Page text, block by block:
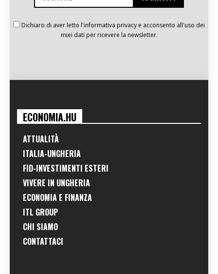
Dichiaro di aver letto l'informativa privacy e acconsento all'uso dei
miei dati per ricevere la newsletter.
ECONOMIA.HU
ATTUALITÀ
ITALIA-UNGHERIA
FID-INVESTIMENTI ESTERI
VIVERE IN UNGHERIA
ECONOMIA E FINANZA
ITL GROUP
CHI SIAMO
CONTATTACI